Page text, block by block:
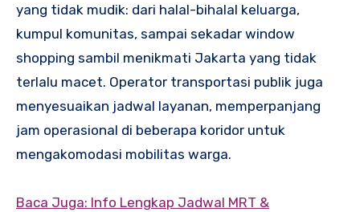
yang tidak mudik: dari halal-bihalal keluarga,
kumpul komunitas, sampai sekadar window
shopping sambil menikmati Jakarta yang tidak
terlalu macet. Operator transportasi publik juga
menyesuaikan jadwal layanan, memperpanjang
jam operasional di beberapa koridor untuk
mengakomodasi mobilitas warga.
Baca Juga: Info Lengkap Jadwal MRT &